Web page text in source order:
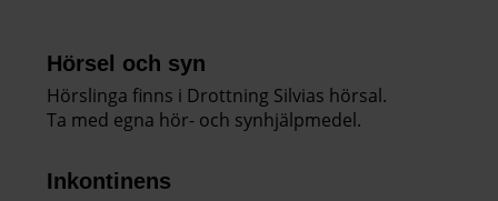
Hörsel och syn
Hörslinga finns i Drottning Silvias hörsal.
Ta med egna hör- och synhjälpmedel.
Inkontinens